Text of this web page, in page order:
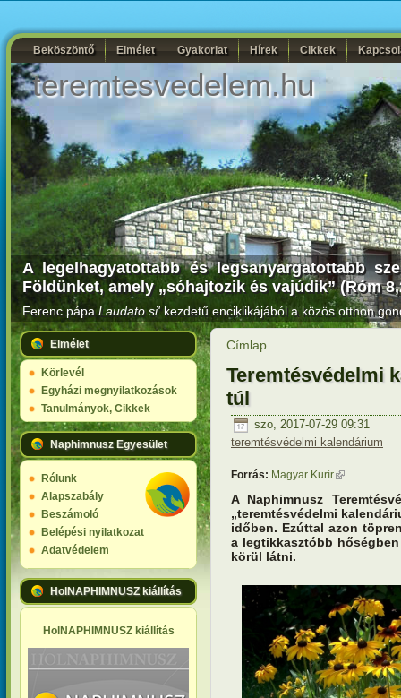
Beköszöntő Elmélet Gyakorlat Hírek Cikkek
teremtesvedelem.hu
A legelhagyatottabb és legsanyargatottabb
Földünket, amely „sóhajtozik és vajúdik” (Róm
Ferenc pápaLaudato si'kezdetű enciklikájából a közös otthon
Elmélet
Körlevél
Egyházi megnyilatkozások
Tanulmányok, Cikkek
Naphimnusz Egyesület
Rólunk
Alapszabály
Beszámoló
Belépési nyilatkozat
Adatvédelem
HolNAPHIMNUSZ kiállítás
HolNAPHIMNUSZ kiállítás
Címlap
Teremtésvédelmi
túl
szo, 2017-07-29 09:31
teremtésvédelmi kalendárium
Forrás: Magyar Kurír(külső
A Naphimnusz
„teremtésvédelmi
időben. Ezúttal azon
a legtikkasztóbb
körül látni.